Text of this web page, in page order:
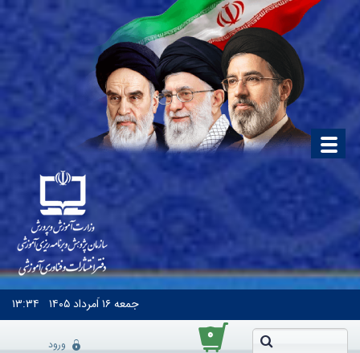
جمعه۱۶ اَمرداد ۱۴۰۵ ۱۳:۳۴
۰
ورود